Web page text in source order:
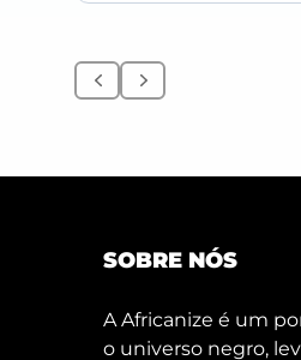
AnteriorPróximo
SOBRE NÓS
A Africanize é um
o universo negro,